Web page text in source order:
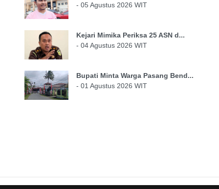
- 05 Agustus 2026 WIT
Kejari Mimika Periksa 25 ASN d...
- 04 Agustus 2026 WIT
Bupati Minta Warga Pasang Bend...
- 01 Agustus 2026 WIT